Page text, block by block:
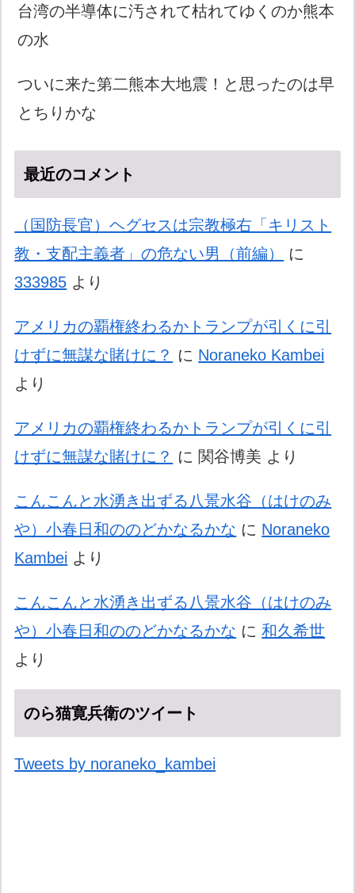
台湾の半導体に汚されて枯れてゆくのか熊本
の水
ついに来た第二熊本大地震！と思ったのは早
とちりかな
最近のコメント
（国防長官）ヘグセスは宗教極右「キリスト
教・支配主義者」の危ない男（前編）
に
333985 より
アメリカの覇権終わるかトランプが引くに引
けずに無謀な賭けに？ に Noraneko Kambei
より
アメリカの覇権終わるかトランプが引くに引
けずに無謀な賭けに？ に 関谷博美 より
こんこんと水湧き出ずる八景水谷（はけのみ
や）小春日和ののどかなるかな に Noraneko
Kambei より
こんこんと水湧き出ずる八景水谷（はけのみ
や）小春日和ののどかなるかな に和久希世
より
のら猫寛兵衛のツイート
Tweets by noraneko_kambei